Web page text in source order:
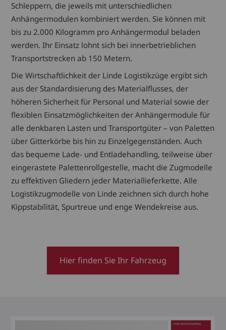
Schleppern, die jeweils mit unterschiedlichen
Anhängermodulen kombiniert werden. Sie können mit
bis zu 2.000 Kilogramm pro Anhängermodul beladen
werden. Ihr Einsatz lohnt sich bei innerbetrieblichen
Transportstrecken ab 150 Metern.
Die Wirtschaftlichkeit der Linde Logistikzüge ergibt sich
aus der Standardisierung des Materialflusses, der
höheren Sicherheit für Personal und Material sowie der
flexiblen Einsatzmöglichkeiten der Anhängermodule für
alle denkbaren Lasten und Transportgüter – von Paletten
über Gitterkörbe bis hin zu Einzelgegenständen. Auch
das bequeme Lade- und Entladehandling, teilweise über
eingerastete Palettenrollgestelle, macht die Zugmodelle
zu effektiven Gliedern jeder Materiallieferkette. Alle
Logistikzugmodelle von Linde zeichnen sich durch hohe
Kippstabilität, Spurtreue und enge Wendekreise aus.
Hier finden Sie Ihr Fahrzeug